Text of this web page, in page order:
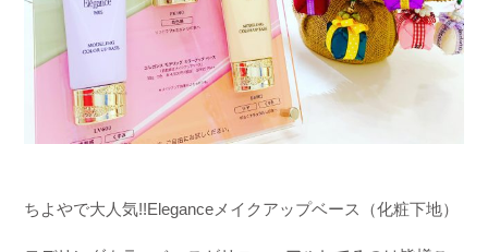
ちよやで大人気!!Eleganceメイクアップベース（化粧下地）